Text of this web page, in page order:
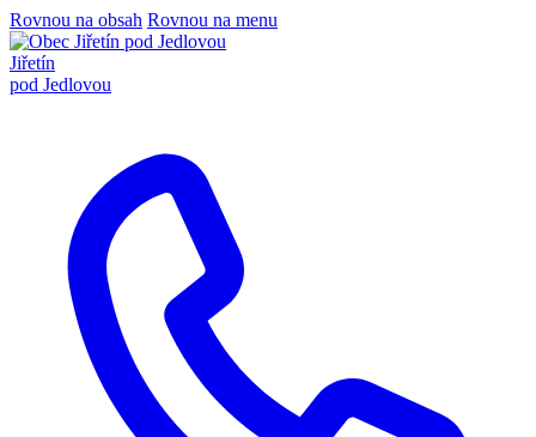
Rovnou na obsah Rovnou na menu
Jiřetín
pod Jedlovou